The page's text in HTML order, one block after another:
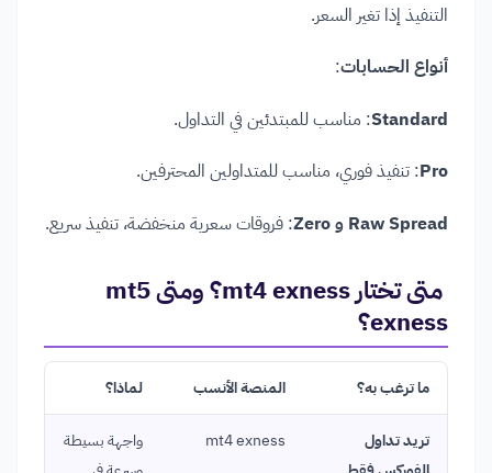
التنفيذ إذا تغير السعر. ​
أنواع الحسابات:
Standard: مناسب للمبتدئين في التداول.
Pro: تنفيذ فوري، مناسب للمتداولين المحترفين.
Raw Spread و Zero
: فروقات سعرية منخفضة، تنفيذ سريع.​
متى تختار mt4 exness؟ ومتى mt5
exness؟
ما ترغب به؟ المنصة الأنسب لماذا؟
تريد تداول
mt4 exness
واجهة بسيطة